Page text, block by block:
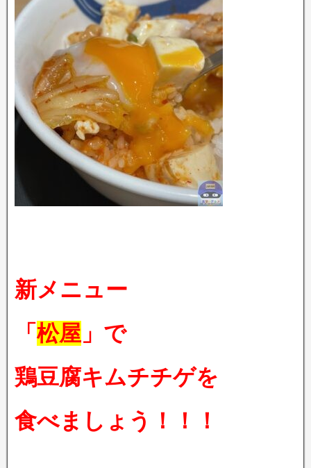
新メニュー
「 松屋 」で
鶏豆腐キムチチゲを
食べましょう！！！